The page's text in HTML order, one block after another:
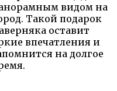
видом на
Такой подарок
оставит
впечатления и
на долгое